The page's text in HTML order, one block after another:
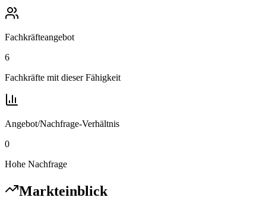
Fachkräfteangebot
6
Fachkräfte mit dieser Fähigkeit
Angebot/Nachfrage-Verhältnis
0
Hohe Nachfrage
Markteinblick